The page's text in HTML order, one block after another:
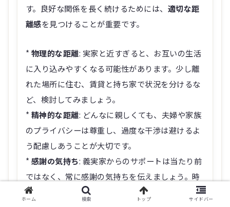
す。良好な関係を長く続けるためには、 適切な距
離感を見つけることが重要です。
* 物理的な距離: 実家と近すぎると、お互いの生活
に入り込みやすくなる可能性があります。少し離
れた場所に住む、賃貸と持ち家で状況を分けるな
ど、検討してみましょう。
* 精神的な距離: どんなに親しくても、夫婦や家族
のプライバシーは尊重し、過度な干渉は避けるよ
う配慮しあうことが大切です。
* 感謝の気持ち: 義実家からのサポートは当たり前
ではなく、常に感謝の気持ちを伝えましょう。時
には贈り物をするなど、形にするのも良い方法で
ホーム 検索 トップ サイドバー